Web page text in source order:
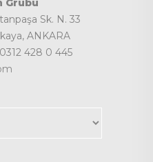
Grubu
Sk. N. 33
ANKARA
0312 428 0 445